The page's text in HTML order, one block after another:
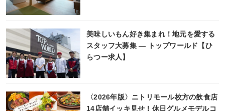
美味しいもん好き集まれ！地元を愛する
スタッフ大募集 ― トップワールド【ひ
らつー求人】
〈2026年版〉ニトリモール枚方の飲食店
14店舗イッキ見せ！休日グルメモデルコ